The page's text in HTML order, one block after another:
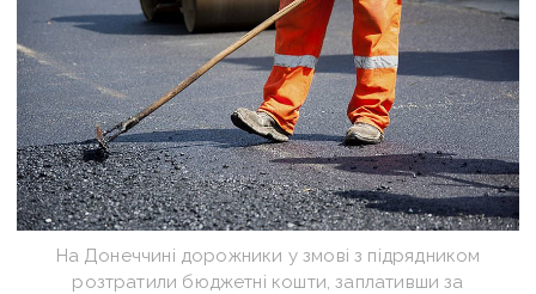
На Донеччині дорожники у змові з підрядником
розтратили бюджетні кошти, заплативши за